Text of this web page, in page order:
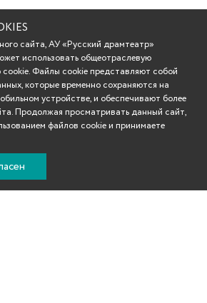
сайта, АУ «Русский драмтеатр»
использовать общеотраслевую
cookie. Файлы cookie представляют собой
которые временно сохраняются на
устройстве, и обеспечивают более
Продолжая просматривать данный сайт,
файлов cookie и принимаете